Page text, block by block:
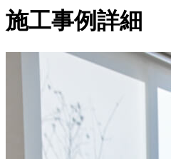
施工事例詳細